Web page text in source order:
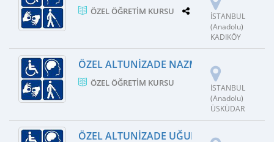
ÖZEL ÖĞRETIM KURSU 1 ŞUBEİSTANBUL
(Anadolu)
KADIKÖY
ÖZEL ALTUNIZADE NAZMI ARIKAN FEN
ÖZEL ÖĞRETIM KURSU
İSTANBUL
(Anadolu)
ÜSKÜDAR
ÖZEL ALTUNIZADE UĞURLU FEN